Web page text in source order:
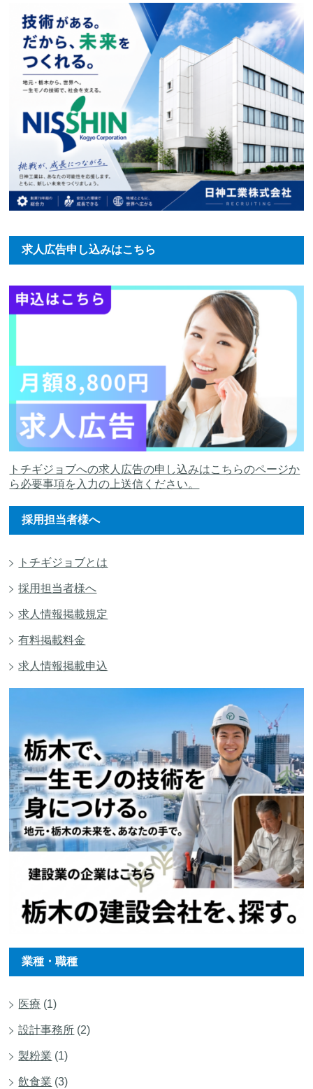
求人広告申し込みはこちら
トチギジョブへの求人広告の申し込みはこちらのページか
ら必要事項を入力の上送信ください。
採用担当者様へ
トチギジョブとは
採用担当者様へ
求人情報掲載規定
有料掲載料金
求人情報掲載申込
業種・職種
医療 (1)
設計事務所 (2)
製粉業 (1)
飲食業 (3)